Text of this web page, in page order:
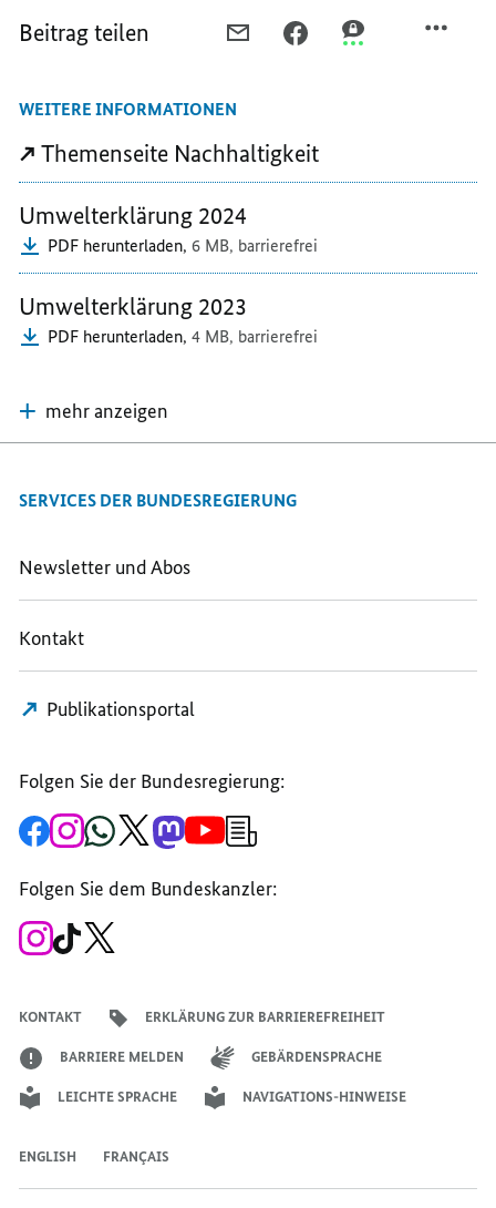
Beitrag teilen
SCHÜTZT
DIE
UMWELT
DAS
UMWELT
WEITERE INFORMATIONEN
Themenseite Nachhaltigkeit
Umwelterklärung 2024
PDF herunterladen,6 MB, barrierefrei
Umwelterklärung 2023
PDF herunterladen,4 MB, barrierefrei
mehr anzeigen
SERVICES DER BUNDESREGIERUNG
Newsletter und Abos
Kontakt
Publikationsportal
Folgen Sie der Bundesregierung:
Zur
Facebook-
Bundesregierung
Zum
Instagram-
Bundesregierung
Zum
WhatsApp-
Bundesregierung
Zum
X-
Regierungssprechers
Zum
Mastodon-
Bundesregierung
Zum
YouTube-
Bundesregierung
Anmeldung
Folgen Sie dem Bundeskanzler:
Zum
Instagram-
Zum
TikTok-
KONTAKT ERKLÄRUNG ZUR BARRIEREFREIHEIT
BARRIERE MELDEN GEBÄRDENSPRACHE
LEICHTE SPRACHE NAVIGATIONS-HINWEISE
ENGLISH FRANÇAIS